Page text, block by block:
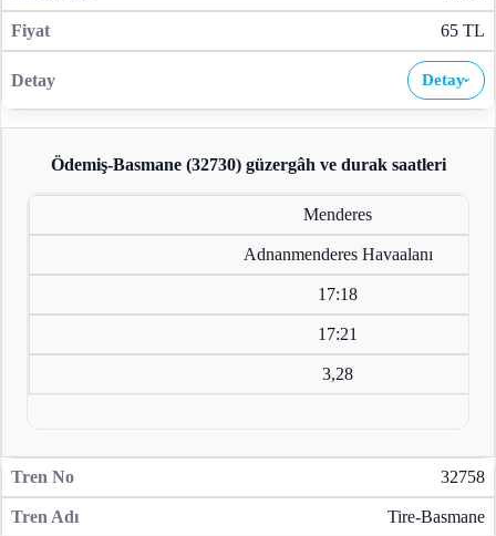
65 TL
Detay›
Ödemiş-Basmane (32730)güzergâh ve durak saatleri
Menderes
Adnanmenderes Havaalanı
17:18
17:21
3,28
32758
Tire-Basmane